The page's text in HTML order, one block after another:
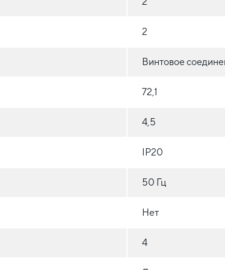
2
Винтовое
72,1
4,5
IP20
50 Гц
Нет
4